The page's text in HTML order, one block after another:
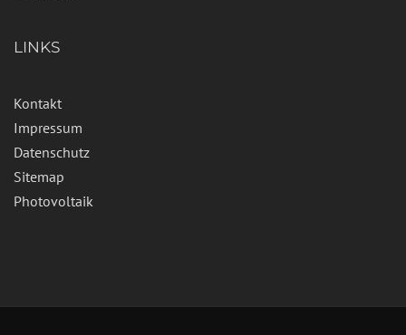
LINKS
Kontakt
Impressum
Datenschutz
Sitemap
Photovoltaik